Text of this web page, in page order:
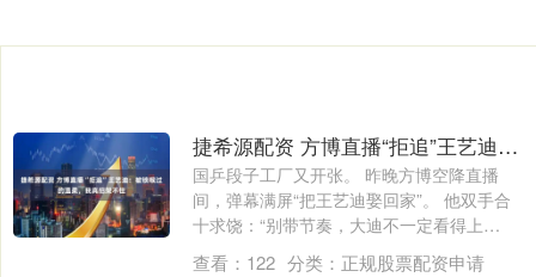
捷希源配资 方博直播“拒追”王艺迪：被锁喉过的温柔，我真招架不住
国乒段子工厂又开张。 昨晚方博空降直播
间，弹幕满屏“把王艺迪娶回家”。 他双手合
十求饶：“别带节奏，大迪不一定看得上
我，....
查看： 122 分类： 正规股票配资申请